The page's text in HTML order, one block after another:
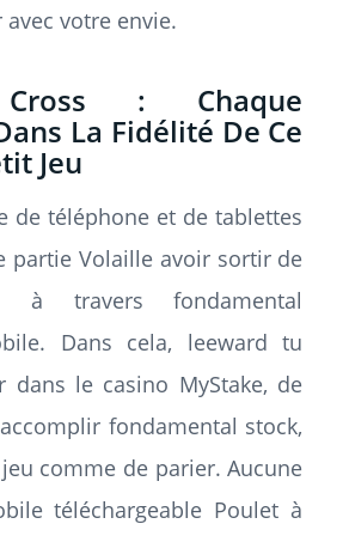
votre envie.
Cross : Chaque
La Fidélité De Ce
Jeu
de téléphone et de tablettes
partie Volaille avoir sortir de
à travers fondamental
Dans cela, leeward tu
dans le casino MyStake, de
fondamental stock,
comme de parier. Aucune
téléchargeable Poulet à